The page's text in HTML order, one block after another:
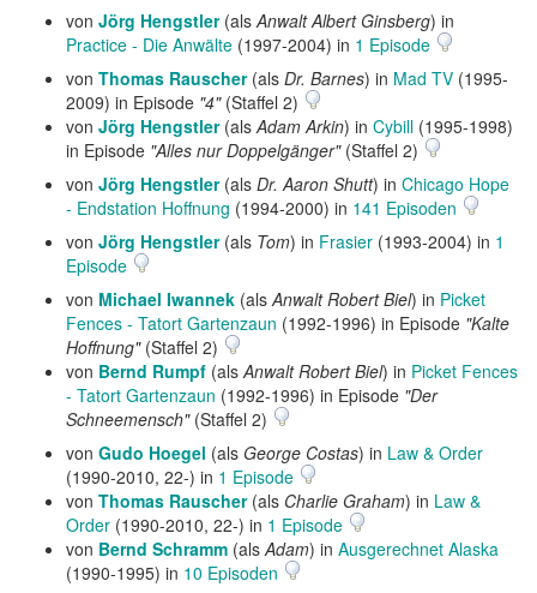
von Jörg Hengstler(alsAnwalt Albert Ginsberg) in
Practice - Die Anwälte (1997-2004) in 1 Episode
von Thomas Rauscher(als Dr. Barnes) in Mad TV (1995-
2009) in Episode "4"(Staffel 2)
von Jörg Hengstler(alsAdam Arkin) in Cybill (1995-1998)
in Episode "Alles nur Doppelgänger"(Staffel 2)
von Jörg Hengstler(als Dr. Aaron Shutt) in Chicago Hope
- Endstation Hoffnung (1994-2000) in 141 Episoden
von Jörg Hengstler(als Tom) in Frasier (1993-2004) in 1
Episode
von Michael Iwannek (alsAnwalt Robert Biel) in Picket
Fences - Tatort Gartenzaun (1992-1996) in Episode "Kalte
Hoffnung"(Staffel 2)
von Bernd Rumpf (alsAnwalt Robert Biel) in Picket Fences
- Tatort Gartenzaun (1992-1996) in Episode "Der
Schneemensch"(Staffel 2)
von Gudo Hoegel (als George Costas) in Law & Order
(1990-2010, 22-) in 1 Episode
von Thomas Rauscher(als Charlie Graham) in Law &
Order (1990-2010, 22-) in 1 Episode
von Bernd Schramm (alsAdam) in Ausgerechnet Alaska
(1990-1995) in 10 Episoden